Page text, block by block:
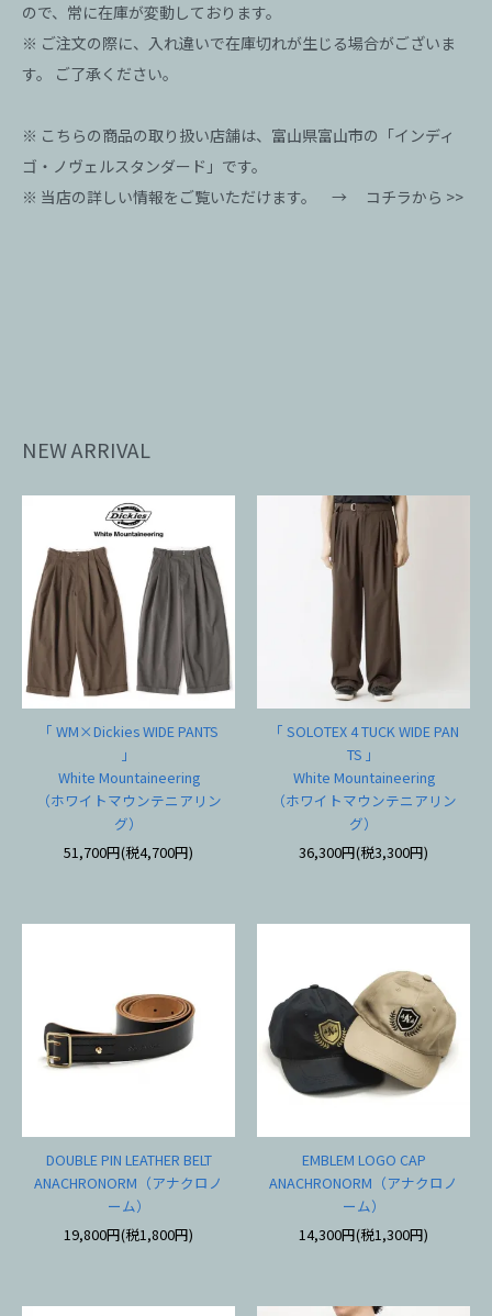
ので、常に在庫が変動しております。
※ ご注文の際に、入れ違いで在庫切れが生じる場合がございま
す。 ご了承ください。
※ こちらの商品の取り扱い店舗は、富山県富山市の「インディ
ゴ・ノヴェルスタンダード」です。
※ 当店の詳しい情報をご覧いただけます。 → コチラから >>
NEW ARRIVAL
「 WM×Dickies WIDE PANTS
」
White Mountaineering
（ホワイトマウンテニアリン
グ）
51,700円(税4,700円)
「 SOLOTEX 4 TUCK WIDE PAN
TS 」
White Mountaineering
（ホワイトマウンテニアリン
グ）
36,300円(税3,300円)
DOUBLE PIN LEATHER BELT
ANACHRONORM（アナクロノ
ーム）
19,800円(税1,800円)
EMBLEM LOGO CAP
ANACHRONORM（アナクロノ
ーム）
14,300円(税1,300円)